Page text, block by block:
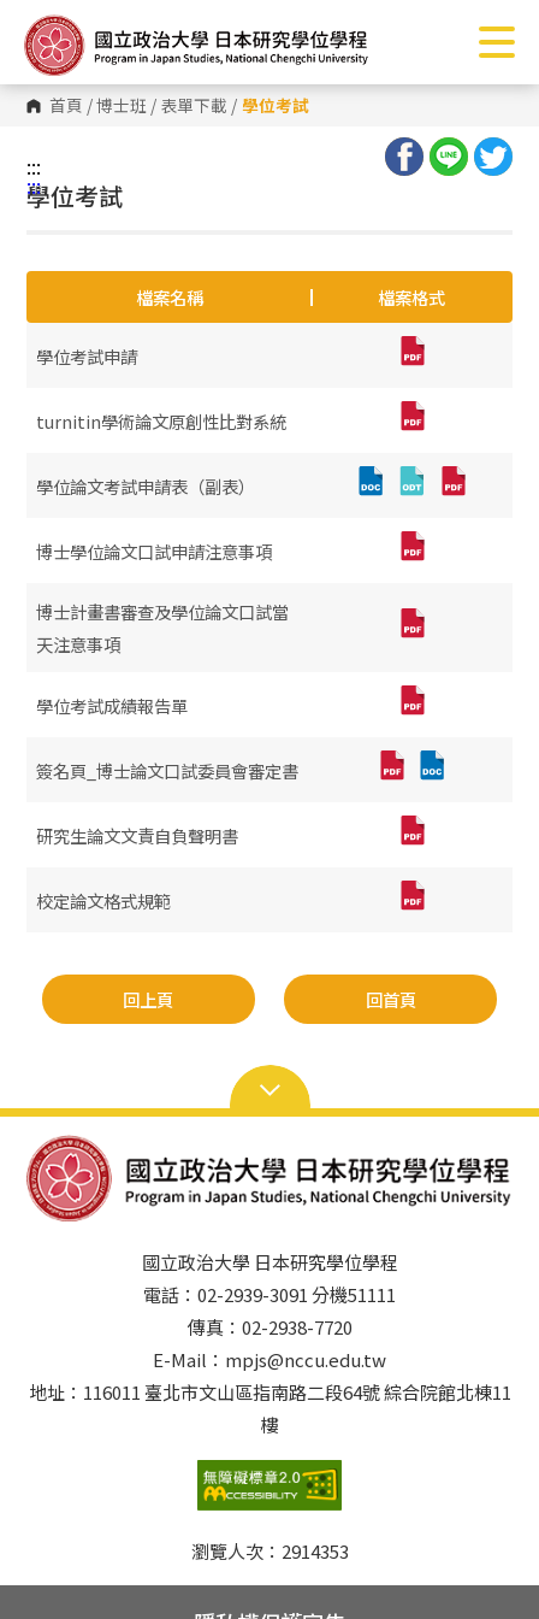
到
主
要
內
容 首頁 /博士班 / 表單下載 / 學位考試
:::
:::
學位考試
檔案名稱 檔案格式
學位考試申請
turnitin學術論文原創性比對系統
學位論文考試申請表（副表）
博士學位論文口試申請注意事項
博士計畫書審查及學位論文口試當
天注意事項
學位考試成績報告單
簽名頁_博士論文口試委員會審定書
研究生論文文責自負聲明書
校定論文格式規範
回上頁 回首頁
國立政治大學 日本研究學位學程
電話：02-2939-3091 分機51111
傳真：02-2938-7720
E-Mail：mpjs@nccu.edu.tw
地址：116011 臺北市文山區指南路二段64號 綜合院館北棟11
樓
瀏覽人次： 2914353